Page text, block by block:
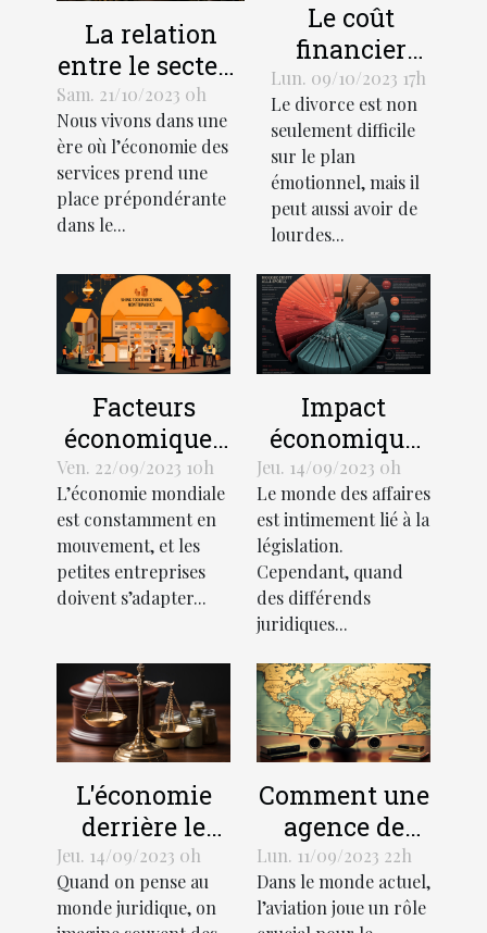
La relation
entre le secteur
des services et
le
développement
économique
Sam. 21/10/2023 0h
Nous vivons dans une
ère où l’économie des
services prend une
place prépondérante
dans le...
Le coût
financier
d'un divorce:
Comment
gérer votre
budget
Lun. 09/10/2023 17h
Le divorce est non
seulement difficile
sur le plan
émotionnel, mais il
peut aussi avoir de
lourdes...
Facteurs
économiques
influant sur la
croissance
des petites
entreprises
Ven. 22/09/2023 10h
L’économie mondiale
est constamment en
mouvement, et les
petites entreprises
doivent s’adapter...
Impact
économique
des litiges
juridiques
Jeu. 14/09/2023 0h
Le monde des affaires
est intimement lié à la
législation.
Cependant, quand
des différends
juridiques...
L'économie
derrière le
support
juridique :
coûts et
Jeu. 14/09/2023 0h
Quand on pense au
monde juridique, on
Comment une
agence de
traduction
aéronautique
peut stimuler
Lun. 11/09/2023 22h
Dans le monde actuel,
l’aviation joue un rôle